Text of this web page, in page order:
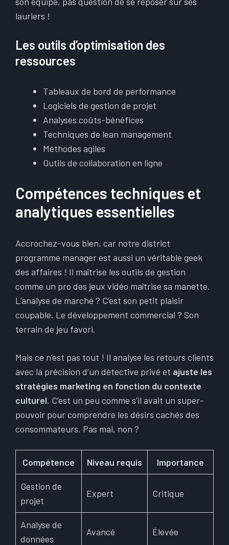
lauriers !
Les outils d’optimisation des
ressources
Tableaux de bord de performance
Logiciels de gestion de projet
Analyses coûts-bénéfices
Techniques de lean management
Méthodes agiles
Outils de collaboration en ligne
Compétences techniques et
analytiques essentielles
Accrochez-vous bien, car notre district
programme manager est aussi un véritable geek
des affaires ! Il maîtrise les outils de gestion
comme un pro des jeux vidéo maîtrise sa manette.
L’analyse de marché ? C’est son petit plaisir
coupable. Le développement commercial ? Son
terrain de jeu favori.
Mais ce n’est pas tout ! Il analyse les retours clients
avec la précision d’un détective privé et ajuste les
stratégies marketing en fonction du contexte
culturel. C’est un peu comme s’il avait un super-
pouvoir pour comprendre les désirs cachés des
consommateurs. Pas mal, non ?
Compétence Niveau requis Importance
Gestion de
projet
Expert Critique
Analyse de
données
Avancé Élevée